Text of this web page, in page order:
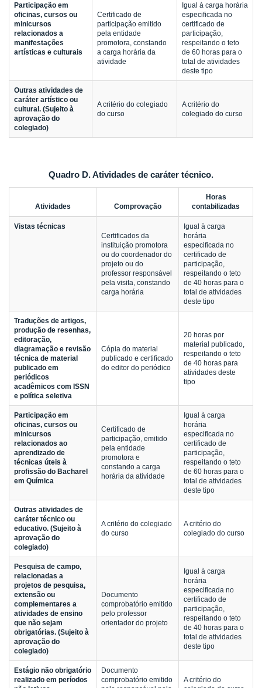
Participação em
oficinas, cursos ou
minicursos
relacionados a
manifestações
artísticas e culturais
Certificado de
participação emitido
pela entidade
promotora, constando
a carga horária da
atividade
Igual à carga horária
especificada no
certificado de
participação,
respeitando o teto
de 60 horas para o
total de atividades
deste tipo
Outras atividades de
caráter artístico ou
cultural. (Sujeito à
aprovação do
colegiado)
A critério do colegiado
do curso
A critério do
colegiado do curso
Quadro D. Atividades de caráter técnico.
Atividades Comprovação
Horas
contabilizadas
Vistas técnicas
Certificados da
instituição promotora
ou do coordenador do
projeto ou do
professor responsável
pela visita, constando
carga horária
Igual à carga
horária
especificada no
certificado de
participação,
respeitando o teto
de 40 horas para o
total de atividades
deste tipo
Traduções de artigos,
produção de resenhas,
editoração,
diagramação e revisão
técnica de material
publicado em
periódicos
acadêmicos com ISSN
e política seletiva
Cópia do material
publicado e certificado
do editor do periódico
20 horas por
material publicado,
respeitando o teto
de 40 horas para
atividades deste
tipo
Participação em
oficinas, cursos ou
minicursos
relacionados ao
aprendizado de
técnicas úteis à
profissão do Bacharel
em Química
Certificado de
participação, emitido
pela entidade
promotora e
constando a carga
horária da atividade
Igual à carga
horária
especificada no
certificado de
participação,
respeitando o teto
de 60 horas para o
total de atividades
deste tipo
Outras atividades de
caráter técnico ou
educativo. (Sujeito à
aprovação do
colegiado)
A critério do colegiado
do curso
A critério do
colegiado do curso
Pesquisa de campo,
relacionadas a
projetos de pesquisa,
extensão ou
complementares a
atividades de ensino
que não sejam
obrigatórias. (Sujeito à
aprovação do
colegiado)
Documento
comprobatório emitido
pelo professor
orientador do projeto
Igual à carga
horária
especificada no
certificado de
participação,
respeitando o teto
de 40 horas para o
total de atividades
deste tipo
Estágio não obrigatório
realizado em períodos
Documento
comprobatório emitido
A critério do